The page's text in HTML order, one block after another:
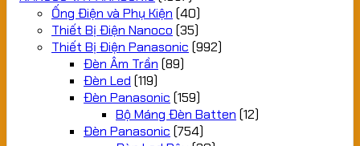
Ống Điện và Phụ Kiện (40)
Thiết Bị Điện Nanoco (35)
Thiết Bị Điện Panasonic (992)
Đèn Âm Trần (89)
Đèn Led (119)
Đèn Panasonic (159)
Bộ Máng Đèn Batten (12)
Đèn Panasonic (754)